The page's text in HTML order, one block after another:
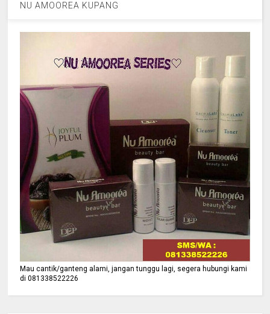
NU AMOOREA KUPANG
Mau cantik/ganteng alami, jangan tunggu lagi, segera hubungi kami
di 081338522226